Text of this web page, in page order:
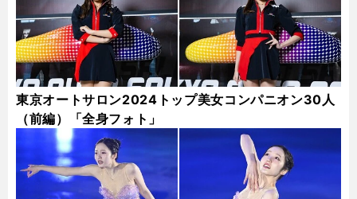
東京オートサロン2024トップ美女コンパニオン30人
（前編）「全身フォト」